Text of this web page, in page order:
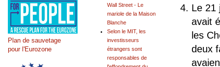
Le 21
avait
les
deux
Wall Street - Le
mariole de la Maison
Blanche
Selon le MIT, les
investisseurs
étrangers sont
responsables de
Plan de sauvetage
pour l'Eurozone